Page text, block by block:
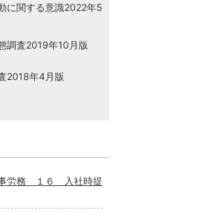
に関する意識2022年5
調査2019年10月版
2018年4月版
事労務 １６ 入社時提